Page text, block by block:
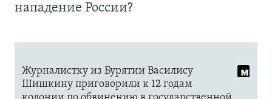
нападение России?